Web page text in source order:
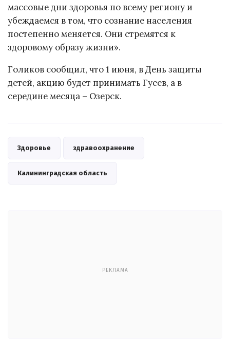
массовые дни здоровья по всему региону и
убеждаемся в том, что сознание населения
постепенно меняется. Они стремятся к
здоровому образу жизни».
Голиков сообщил, что 1 июня, в День защиты
детей, акцию будет принимать Гусев, а в
середине месяца – Озерск.
Здоровье здравоохранение
Калининградская область
РЕКЛАМА